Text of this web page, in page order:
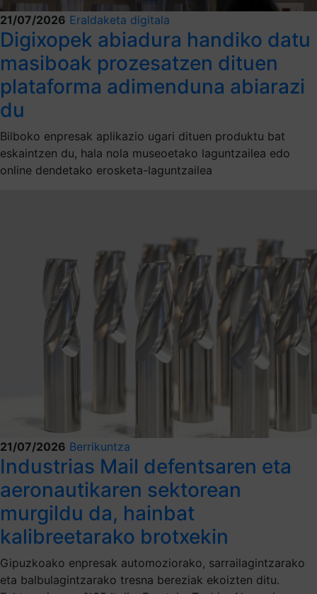
21/07/2026 Eraldaketa digitala
Digixopek abiadura handiko datu
masiboak prozesatzen dituen
plataforma adimenduna abiarazi
du
Bilboko enpresak aplikazio ugari dituen produktu bat
eskaintzen du, hala nola museoetako laguntzailea edo
online dendetako erosketa-laguntzailea
21/07/2026 Berrikuntza
Industrias Mail defentsaren eta
aeronautikaren sektorean
murgildu da, hainbat
kalibreetarako brotxekin
Gipuzkoako enpresak automoziorako, sarrailagintzarako
eta balbulagintzarako tresna bereziak ekoizten ditu.